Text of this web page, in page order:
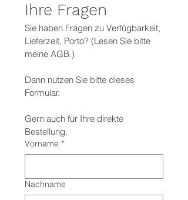
Ihre Fragen
Sie haben Fragen zu Verfügbarkeit,
Lieferzeit, Porto? (Lesen Sie bitte
meine AGB.)
Dann nutzen Sie bitte dieses
Formular.
Gern auch für Ihre direkte
Bestellung.
Vorname *
Nachname